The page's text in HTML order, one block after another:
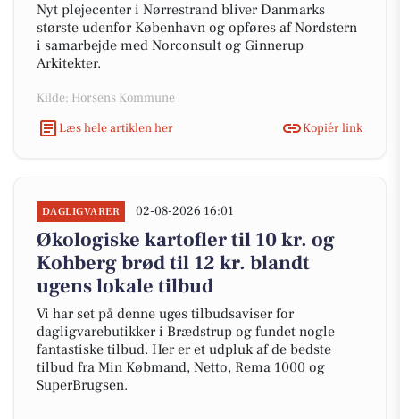
Nyt plejecenter i Nørrestrand bliver Danmarks
største udenfor København og opføres af Nordstern
i samarbejde med Norconsult og Ginnerup
Arkitekter.
Kilde: Horsens Kommune
Læs hele artiklen her
Kopiér link
DAGLIGVARER 02-08-2026 16:01
Økologiske kartofler til 10 kr. og
Kohberg brød til 12 kr. blandt
ugens lokale tilbud
Vi har set på denne uges tilbudsaviser for
dagligvarebutikker i Brædstrup og fundet nogle
fantastiske tilbud. Her er et udpluk af de bedste
tilbud fra Min Købmand, Netto, Rema 1000 og
SuperBrugsen.